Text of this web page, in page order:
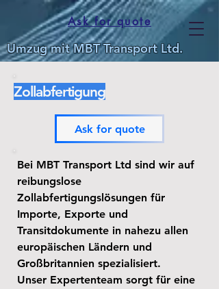
Umzug mit MBT Transport Ltd.
Ask for quote
Zollabfertigung
Ask for quote
Bei MBT Transport Ltd sind wir auf
reibungslose
Zollabfertigungslösungen für
Importe, Exporte und
Transitdokumente in nahezu allen
europäischen Ländern und
Großbritannien spezialisiert.
Unser Expertenteam sorgt für eine